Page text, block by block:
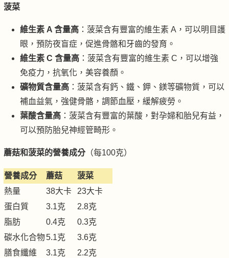
菠菜
維生素 A 含量高 ：菠菜含有豐富的維生素 A，可以明目護
眼，預防夜盲症，促進骨骼和牙齒的發育。
維生素 C 含量高 ：菠菜含有豐富的維生素 C，可以增強
免疫力，抗氧化，美容養顏。
礦物質含量高 ：菠菜含有鈣、鐵、鉀、鎂等礦物質，可以
補血益氣，強健骨骼，調節血壓，緩解疲勞。
葉酸含量高 ：菠菜含有豐富的葉酸，對孕婦和胎兒有益，
可以預防胎兒神經管畸形。
蘑菇和菠菜的營養成分（每100克）
營養成分 蘑菇
菠菜
熱量
38大卡
23大卡
蛋白質
3.1克
2.8克
脂肪
0.4克
0.3克
碳水化合物5.1克
3.6克
膳食纖維
3.1克
2.2克